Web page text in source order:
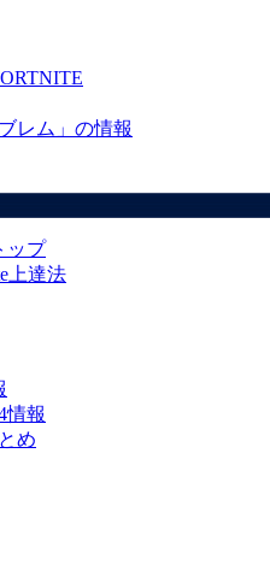
レム」の情報
ップ
上達法
情報
め